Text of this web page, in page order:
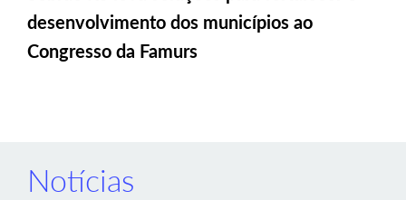
desenvolvimento dos municípios ao
Congresso da Famurs
Notícias